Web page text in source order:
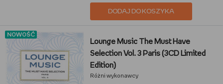
DODAJ DO KOSZYKA
NOWOŚĆ
Lounge Music The Must Have
Selection Vol. 3 Paris (3CD Limited
Edition)
Różni wykonawcy